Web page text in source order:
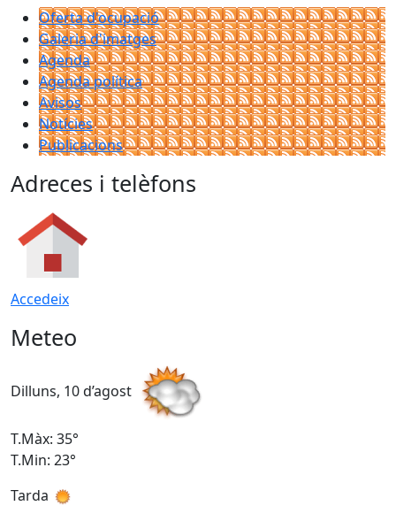
Oferta d'ocupació
Galeria d'imatges
Agenda
Agenda política
Avisos
Notícies
Publicacions
Adreces i telèfons
Accedeix
Meteo
Dilluns, 10 d’agost
T.Màx: 35°
T.Min: 23°
Tarda